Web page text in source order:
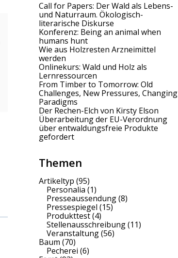
Call for Papers: Der Wald als Lebens-
und Naturraum. Ökologisch-
literarische Diskurse
Konferenz: Being an animal when
humans hunt
Wie aus Holzresten Arzneimittel
werden
Onlinekurs: Wald und Holz als
Lernressourcen
From Timber to Tomorrow: Old
Challenges, New Pressures, Changing
Paradigms
Der Rechen-Elch von Kirsty Elson
Überarbeitung der EU-Verordnung
über entwaldungsfreie Produkte
gefordert
Themen
Artikeltyp (95)
Personalia (1)
Presseaussendung(8)
Pressespiegel (15)
Produkttest(4)
Stellenausschreibung(11)
Veranstaltung(56)
Baum (70)
Pecherei (6)